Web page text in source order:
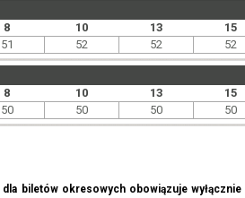
8 10 13 15
51 52 52 52
8 10 13 15
50 50 50 50
dla biletów okresowych obowiązuje wyłącznie